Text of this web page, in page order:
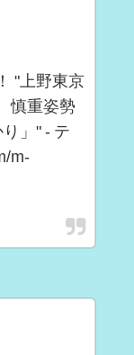
"上野東京
慎重姿勢
」" - テ
m-